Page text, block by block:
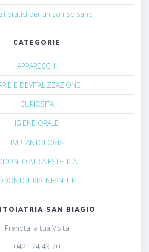
pratici per un sorriso sano
CATEGORIE
APPARECCHI
E DEVITALIZZAZIONE
CURIOSITÁ
IGIENE ORALE
IMPLANTOLOGIA
ESTETICA
INFANTILE
SAN BIAGIO
Prenota la tua Visita
0421 24 43 70